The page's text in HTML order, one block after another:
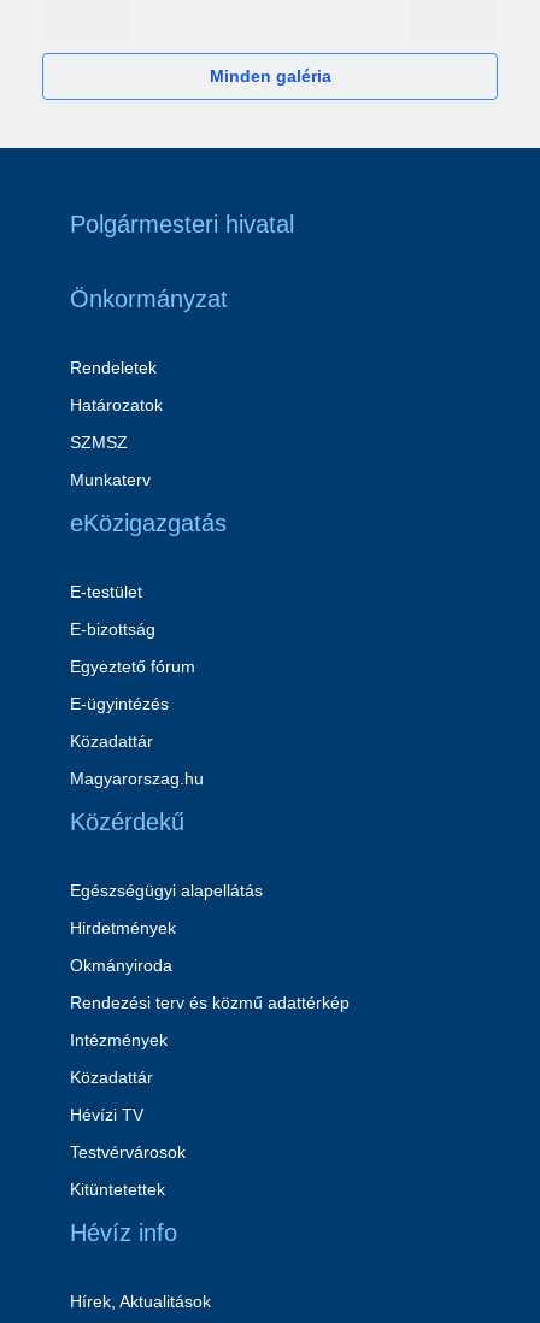
Minden galéria
Polgármesteri hivatal
Önkormányzat
Rendeletek
Határozatok
SZMSZ
Munkaterv
eKözigazgatás
E-testület
E-bizottság
Egyeztető fórum
E-ügyintézés
Közadattár
Magyarorszag.hu
Közérdekű
Egészségügyi alapellátás
Hirdetmények
Okmányiroda
Rendezési terv és közmű adattérkép
Intézmények
Közadattár
Hévízi TV
Testvérvárosok
Kitüntetettek
Hévíz info
Hírek, Aktualitások